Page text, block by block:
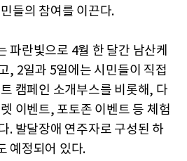
들의 참여를 이끈다.
파란빛으로 4월 한 달간 남산케
, 2일과 5일에는 시민들이 직접
캠페인 소개부스를 비롯해, 다
이벤트, 포토존 이벤트 등 체험
. 발달장애 연주자로 구성된 하
예정되어 있다.